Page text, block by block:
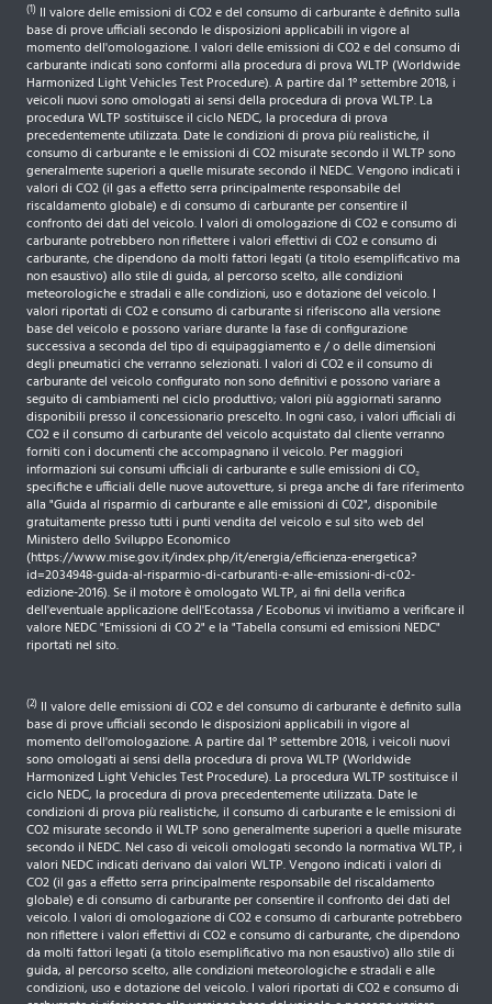
(1) Il valore delle emissioni di CO2 e del consumo di carburante è definito sulla
base di prove ufficiali secondo le disposizioni applicabili in vigore al
momento dell'omologazione. I valori delle emissioni di CO2 e del consumo di
carburante indicati sono conformi alla procedura di prova WLTP (Worldwide
Harmonized Light Vehicles Test Procedure). A partire dal 1° settembre 2018, i
veicoli nuovi sono omologati ai sensi della procedura di prova WLTP. La
procedura WLTP sostituisce il ciclo NEDC, la procedura di prova
precedentemente utilizzata. Date le condizioni di prova più realistiche, il
consumo di carburante e le emissioni di CO2 misurate secondo il WLTP sono
generalmente superiori a quelle misurate secondo il NEDC. Vengono indicati i
valori di CO2 (il gas a effetto serra principalmente responsabile del
riscaldamento globale) e di consumo di carburante per consentire il
confronto dei dati del veicolo. I valori di omologazione di CO2 e consumo di
carburante potrebbero non riflettere i valori effettivi di CO2 e consumo di
carburante, che dipendono da molti fattori legati (a titolo esemplificativo ma
non esaustivo) allo stile di guida, al percorso scelto, alle condizioni
meteorologiche e stradali e alle condizioni, uso e dotazione del veicolo. I
valori riportati di CO2 e consumo di carburante si riferiscono alla versione
base del veicolo e possono variare durante la fase di configurazione
successiva a seconda del tipo di equipaggiamento e / o delle dimensioni
degli pneumatici che verranno selezionati. I valori di CO2 e il consumo di
carburante del veicolo configurato non sono definitivi e possono variare a
seguito di cambiamenti nel ciclo produttivo; valori più aggiornati saranno
disponibili presso il concessionario prescelto. In ogni caso, i valori ufficiali di
CO2 e il consumo di carburante del veicolo acquistato dal cliente verranno
forniti con i documenti che accompagnano il veicolo. Per maggiori
informazioni sui consumi ufficiali di carburante e sulle emissioni di CO₂
specifiche e ufficiali delle nuove autovetture, si prega anche di fare riferimento
alla "Guida al risparmio di carburante e alle emissioni di C02", disponibile
gratuitamente presso tutti i punti vendita del veicolo e sul sito web del
Ministero dello Sviluppo Economico
(https://www.mise.gov.it/index.php/it/energia/efficienza-energetica?
id=2034948-guida-al-risparmio-di-carburanti-e-alle-emissioni-di-c02-
edizione-2016). Se il motore è omologato WLTP, ai fini della verifica
dell'eventuale applicazione dell'Ecotassa / Ecobonus vi invitiamo a verificare il
valore NEDC "Emissioni di CO 2" e la "Tabella consumi ed emissioni NEDC"
riportati nel sito.
(2) Il valore delle emissioni di CO2 e del consumo di carburante è definito sulla
base di prove ufficiali secondo le disposizioni applicabili in vigore al
momento dell'omologazione. A partire dal 1° settembre 2018, i veicoli nuovi
sono omologati ai sensi della procedura di prova WLTP (Worldwide
Harmonized Light Vehicles Test Procedure). La procedura WLTP sostituisce il
ciclo NEDC, la procedura di prova precedentemente utilizzata. Date le
condizioni di prova più realistiche, il consumo di carburante e le emissioni di
CO2 misurate secondo il WLTP sono generalmente superiori a quelle misurate
secondo il NEDC. Nel caso di veicoli omologati secondo la normativa WLTP, i
valori NEDC indicati derivano dai valori WLTP. Vengono indicati i valori di
CO2 (il gas a effetto serra principalmente responsabile del riscaldamento
globale) e di consumo di carburante per consentire il confronto dei dati del
veicolo. I valori di omologazione di CO2 e consumo di carburante potrebbero
non riflettere i valori effettivi di CO2 e consumo di carburante, che dipendono
da molti fattori legati (a titolo esemplificativo ma non esaustivo) allo stile di
guida, al percorso scelto, alle condizioni meteorologiche e stradali e alle
condizioni, uso e dotazione del veicolo. I valori riportati di CO2 e consumo di